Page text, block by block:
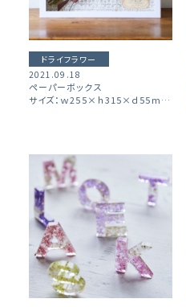
ドライフラワー
2021.09.18
ペーパーボックス
サイズ：ｗ255×ｈ315×ｄ55mm ※ホワイト、ブラック２色ご用意がございます。